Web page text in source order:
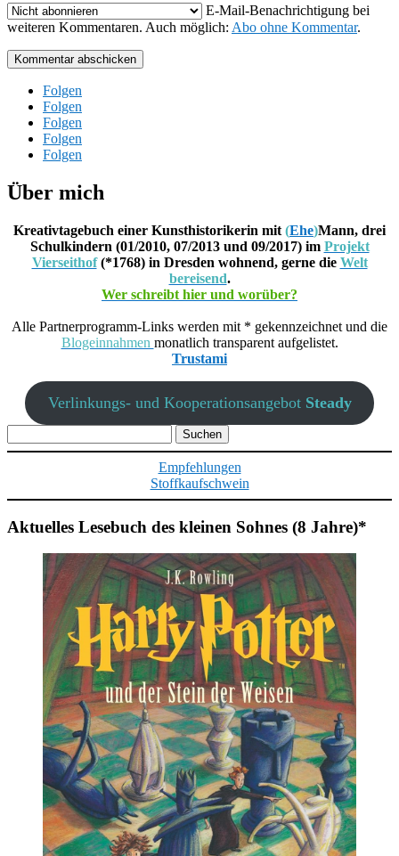
E-Mail-Benachrichtigung bei
weiteren Kommentaren. Auch möglich: Abo ohne Kommentar.
Kommentar abschicken
Folgen
Folgen
Folgen
Folgen
Folgen
Über mich
Kreativtagebuch einer Kunsthistorikerin mit (Ehe)Mann, drei
Schulkindern (01/2010, 07/2013 und 09/2017) im Projekt
Vierseithof(*1768) in Dresden wohnend, gerne die Welt
bereisend.
Wer schreibt hier und worüber?
Alle Partnerprogramm-Links werden mit * gekennzeichnet und die
Blogeinnahmen monatlich transparent aufgelistet.
Trustami
Verlinkungs- und Kooperationsangebot Steady
nach:
Empfehlungen
Stoffkaufschwein
Aktuelles Lesebuch des kleinen Sohnes (8 Jahre)*